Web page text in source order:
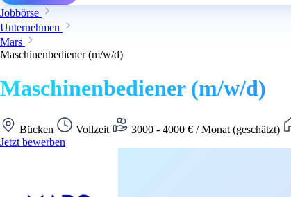
Jobbörse
Unternehmen
Mars
Maschinenbediener (m/w/d)
Maschinenbediener (m/w/d)
Bücken Vollzeit 3000 - 4000 € / Monat (geschätzt)
Jetzt bewerben